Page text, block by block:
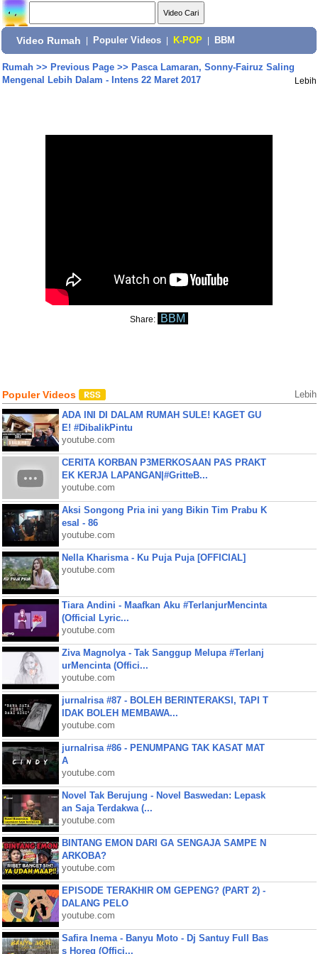
Video Rumah Populer Videos K-POP BBM
Rumah>> Previous Page>> Pasca Lamaran, Sonny-Fairuz Saling
Mengenal Lebih Dalam - Intens 22 Maret 2017
Lebih
Share: BBM
Populer Videos Lebih
ADA INI DI DALAM RUMAH SULE! KAGET GU
E! #DibalikPintu
youtube.com
CERITA KORBAN P3MERKOSAAN PAS PRAKT
EK KERJA LAPANGAN|#GritteB...
youtube.com
Aksi Songong Pria ini yang Bikin Tim Prabu K
esal - 86
youtube.com
Nella Kharisma - Ku Puja Puja [OFFICIAL]
youtube.com
Tiara Andini - Maafkan Aku #TerlanjurMencinta
(Official Lyric...
youtube.com
Ziva Magnolya - Tak Sanggup Melupa #Terlanj
urMencinta (Offici...
youtube.com
jurnalrisa #87 - BOLEH BERINTERAKSI, TAPI T
IDAK BOLEH MEMBAWA...
youtube.com
jurnalrisa #86 - PENUMPANG TAK KASAT MAT
A
youtube.com
Novel Tak Berujung - Novel Baswedan: Lepask
an Saja Terdakwa (...
youtube.com
BINTANG EMON DARI GA SENGAJA SAMPE N
ARKOBA?
youtube.com
EPISODE TERAKHIR OM GEPENG? (PART 2) -
DALANG PELO
youtube.com
Safira Inema - Banyu Moto - Dj Santuy Full Bas
s Horeg (Offici...